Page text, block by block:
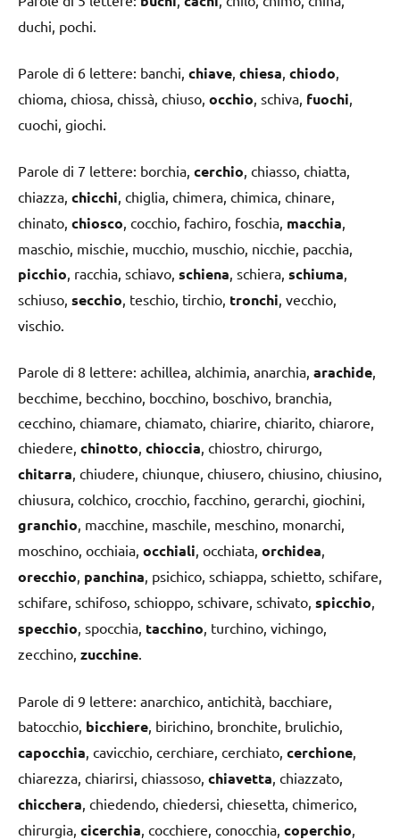
duchi, pochi.
Parole di 6 lettere: banchi, chiave chiesa chiodo
chioma, chiosa, chissà, chiuso, occhio , schiva, fuochi
cuochi, giochi.
Parole di 7 lettere: borchia, cerchio , chiasso, chiatta,
chiazza, chicchi , chiglia, chimera, chimica, chinare,
chinato, chiosco , cocchio, fachiro, foschia, macchia
maschio, mischie, mucchio, muschio, nicchie, pacchia,
picchio , racchia, schiavo, schiena , schiera, schiuma
schiuso, secchio , teschio, tirchio, tronchi , vecchio,
vischio.
Parole di 8 lettere: achillea, alchimia, anarchia, arachide
becchime, becchino, bocchino, boschivo, branchia,
cecchino, chiamare, chiamato, chiarire, chiarito, chiarore,
chiedere, chinotto chioccia , chiostro, chirurgo,
chitarra , chiudere, chiunque, chiusero, chiusino, chiusino,
chiusura, colchico, crocchio, facchino, gerarchi, giochini,
granchio , macchine, maschile, meschino, monarchi,
moschino, occhiaia, occhiali , occhiata, orchidea
orecchio panchina , psichico, schiappa, schietto, schifare,
schifare, schifoso, schioppo, schivare, schivato, spicchio
specchio , spocchia, tacchino , turchino, vichingo,
zecchino, zucchine
Parole di 9 lettere: anarchico, antichità, bacchiare,
batocchio, bicchiere , birichino, bronchite, brulichio,
capocchia , cavicchio, cerchiare, cerchiato, cerchione
chiarezza, chiarirsi, chiassoso, chiavetta , chiazzato,
chicchera , chiedendo, chiedersi, chiesetta, chimerico,
chirurgia, cicerchia , cocchiere, conocchia, coperchio